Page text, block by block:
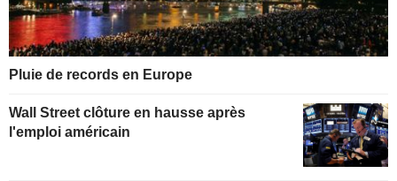
Pluie de records en Europe
Wall Street clôture en hausse après
l'emploi américain